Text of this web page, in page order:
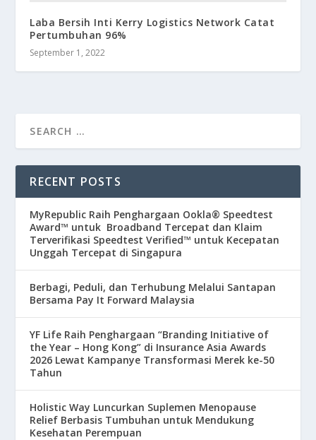
Laba Bersih Inti Kerry Logistics Network Catat
Pertumbuhan 96%
September 1, 2022
RECENT POSTS
MyRepublic Raih Penghargaan Ookla® Speedtest
Award™ untuk Broadband Tercepat dan Klaim
Terverifikasi Speedtest Verified™ untuk Kecepatan
Unggah Tercepat di Singapura
Berbagi, Peduli, dan Terhubung Melalui Santapan
Bersama Pay It Forward Malaysia
YF Life Raih Penghargaan “Branding Initiative of
the Year – Hong Kong” di Insurance Asia Awards
2026 Lewat Kampanye Transformasi Merek ke-50
Tahun
Holistic Way Luncurkan Suplemen Menopause
Relief Berbasis Tumbuhan untuk Mendukung
Kesehatan Perempuan